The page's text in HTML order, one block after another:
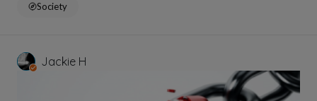
Society
Jackie H